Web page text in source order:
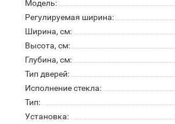
Модель:
Регулируемая ширина:
Ширина, см:
Высота, см:
Глубина, см:
Тип дверей:
Исполнение стекла:
Тип:
Установка: